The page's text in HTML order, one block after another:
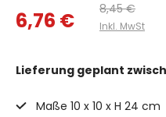
6,76 € 8,45 €
Inkl. MwSt
Lieferung geplant
Maße 10 x 10 x H 24 cm